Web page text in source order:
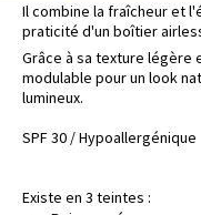
Il combine la fraîcheur et
praticité d'un boîtier
Grâce à sa texture légère
modulable pour un look
lumineux.
SPF 30 / Hypoallergénique
Existe en 3 teintes :